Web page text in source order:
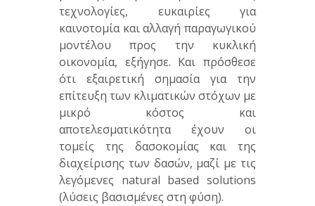
τεχνολογίες, ευκαιρίες για
καινοτομία και αλλαγή παραγωγικού
μοντέλου προς την κυκλική
οικονομία, εξήγησε. Και πρόσθεσε
ότι εξαιρετική σημασία για την
επίτευξη των κλιματικών στόχων με
μικρό κόστος και
αποτελεσματικότητα έχουν οι
τομείς της δασοκομίας και της
διαχείρισης των δασών, μαζί με τις
λεγόμενες natural based solutions
(λύσεις βασισμένες στη φύση).